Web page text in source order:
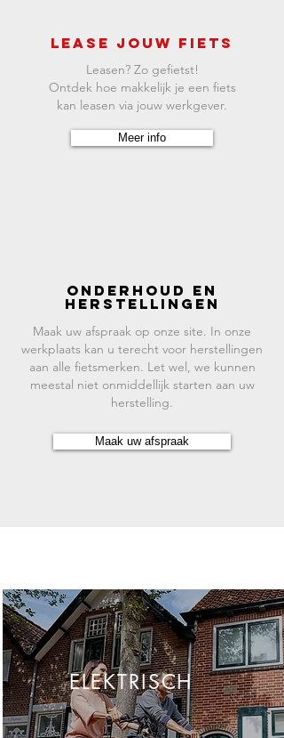
LEASe JOUW FIETS
Leasen? Zo gefietst!
Ontdek hoe makkelijk je een fiets
kan leasen via jouw werkgever.
Meer info
Onderhoud en
herstellingen
Maak uw afspraak op onze site. In onze
werkplaats kan u terecht voor herstellingen
aan alle fietsmerken. Let wel, we kunnen
meestal niet onmiddellijk starten aan uw
herstelling.
Maak uw afspraak
ELEKTRISCH